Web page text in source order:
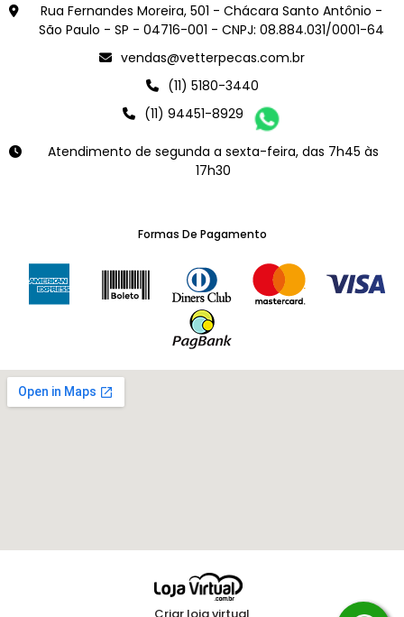
Rua Fernandes Moreira, 501 - Chácara Santo Antônio -
São Paulo - SP - 04716-001 - CNPJ: 08.884.031/0001-64
vendas@vetterpecas.com.br
(11) 5180-3440
(11) 94451-8929
Atendimento de segunda a sexta-feira, das 7h45 às
17h30
Formas De Pagamento